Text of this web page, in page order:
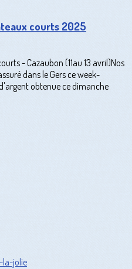
courts 2025
- Cazaubon (11au 13 avril)Nos
dans le Gers ce week-
obtenue ce dimanche
la-jolie